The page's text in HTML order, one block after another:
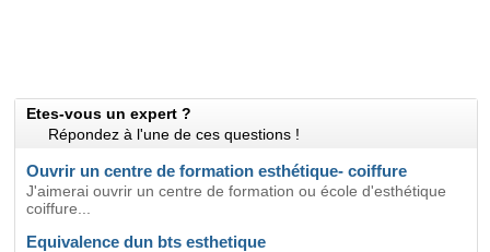
Etes-vous un expert ?
Répondez à l'une de ces questions !
Ouvrir un centre de formation esthétique- coiffure
J'aimerai ouvrir un centre de formation ou école d'esthétique
coiffure...
Equivalence dun bts esthetique